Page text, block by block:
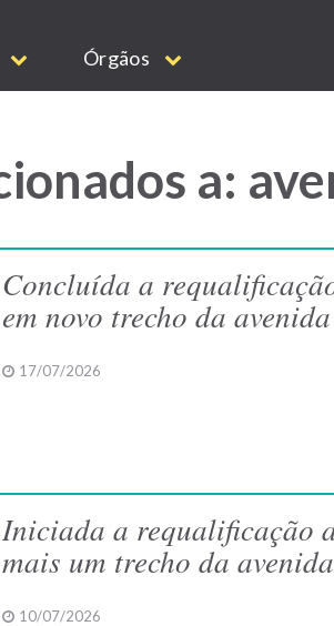
Órgãos
a:
Concluída a
em novo trecho da
17/07/2026
Iniciada a requalificação
mais um trecho da
10/07/2026